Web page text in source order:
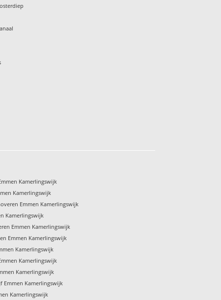
Kamerlingswijk
Kamerlingswijk
Emmen Kamerlingswijk
Kamerlingswijk
Emmen Kamerlingswijk
Emmen Kamerlingswijk
Kamerlingswijk
Kamerlingswijk
Kamerlingswijk
Emmen Kamerlingswijk
Kamerlingswijk